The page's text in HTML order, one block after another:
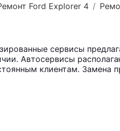
Ford Explorer 4
сервисы
Автосервисы
клиентам. Замена